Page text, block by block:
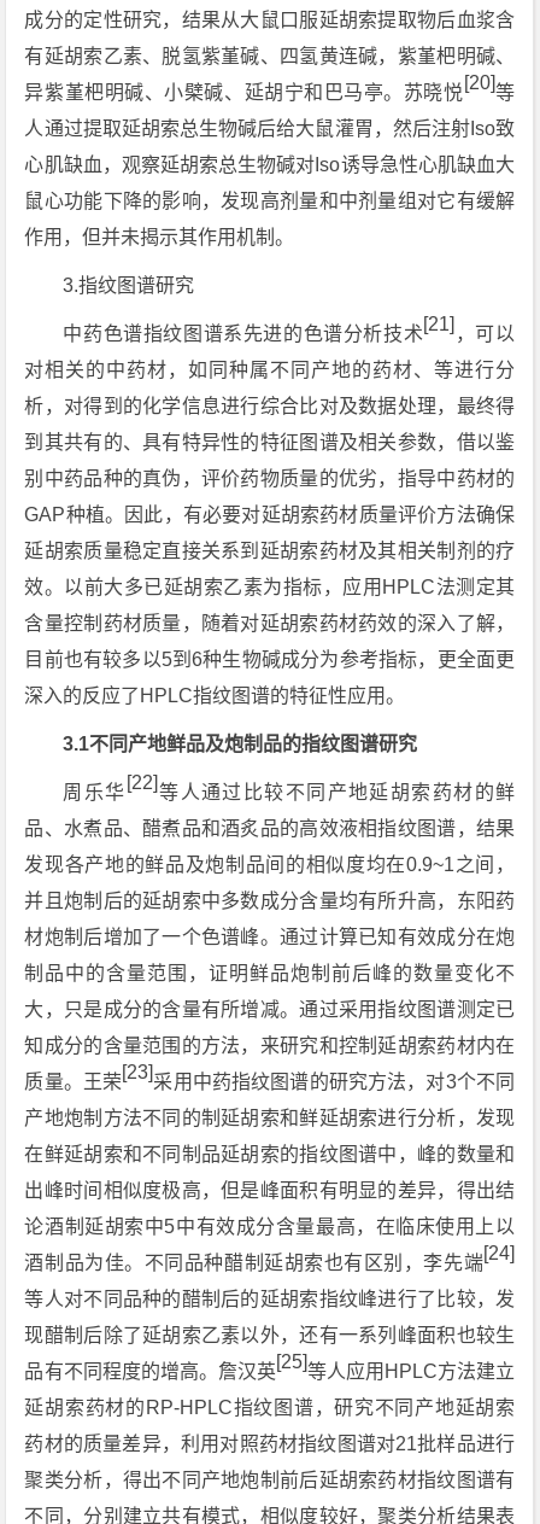
成分的定性研究，结果从大鼠口服延胡索提取物后血浆含
有延胡索乙素、脱氢紫堇碱、四氢黄连碱，紫堇杷明碱、
异紫堇杷明碱、小檗碱、延胡宁和巴马亭。苏晓悦 [20]等
人通过提取延胡索总生物碱后给大鼠灌胃，然后注射Iso致
心肌缺血，观察延胡索总生物碱对Iso诱导急性心肌缺血大
鼠心功能下降的影响，发现高剂量和中剂量组对它有缓解
作用，但并未揭示其作用机制。
3.指纹图谱研究
中药色谱指纹图谱系先进的色谱分析技术[21] ，可以
对相关的中药材，如同种属不同产地的药材、等进行分
析，对得到的化学信息进行综合比对及数据处理，最终得
到其共有的、具有特异性的特征图谱及相关参数，借以鉴
别中药品种的真伪，评价药物质量的优劣，指导中药材的
GAP种植。因此，有必要对延胡索药材质量评价方法确保
延胡索质量稳定直接关系到延胡索药材及其相关制剂的疗
效。以前大多已延胡索乙素为指标，应用HPLC法测定其
含量控制药材质量，随着对延胡索药材药效的深入了解，
目前也有较多以5到6种生物碱成分为参考指标，更全面更
深入的反应了HPLC指纹图谱的特征性应用。
3.1不同产地鲜品及炮制品的指纹图谱研究
周乐华 [22]等人通过比较不同产地延胡索药材的鲜
品、水煮品、醋煮品和酒炙品的高效液相指纹图谱，结果
发现各产地的鲜品及炮制品间的相似度均在0.9~1之间，
并且炮制后的延胡索中多数成分含量均有所升高，东阳药
材炮制后增加了一个色谱峰。通过计算已知有效成分在炮
制品中的含量范围，证明鲜品炮制前后峰的数量变化不
大，只是成分的含量有所增减。通过采用指纹图谱测定已
知成分的含量范围的方法，来研究和控制延胡索药材内在
质量。王荣[23]采用中药指纹图谱的研究方法，对3个不同
产地炮制方法不同的制延胡索和鲜延胡索进行分析，发现
在鲜延胡索和不同制品延胡索的指纹图谱中，峰的数量和
出峰时间相似度极高，但是峰面积有明显的差异，得出结
论酒制延胡索中5中有效成分含量最高，在临床使用上以
酒制品为佳。不同品种醋制延胡索也有区别，李先端[24]
等人对不同品种的醋制后的延胡索指纹峰进行了比较，发
现醋制后除了延胡索乙素以外，还有一系列峰面积也较生
品有不同程度的增高。詹汉英[25]等人应用HPLC方法建立
延胡索药材的RP-HPLC指纹图谱，研究不同产地延胡索
药材的质量差异，利用对照药材指纹图谱对21批样品进行
聚类分析，得出不同产地炮制前后延胡索药材指纹图谱有
不同，分别建立共有模式，相似度较好，聚类分析结果表